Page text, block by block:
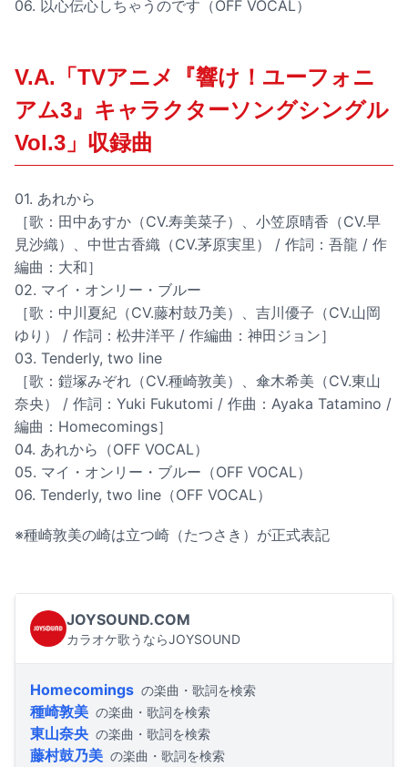
06. 以心伝心しちゃうのです（OFF VOCAL）
V.A.「TVアニメ『響け！ユーフォニ
アム3』キャラクターソングシングル
Vol.3」収録曲
01. あれから
［歌：田中あすか（CV.寿美菜子）、小笠原晴香（CV.早
見沙織）、中世古香織（CV.茅原実里） / 作詞：吾龍 / 作
編曲：大和］
02. マイ・オンリー・ブルー
［歌：中川夏紀（CV.藤村鼓乃美）、吉川優子（CV.山岡
ゆり） / 作詞：松井洋平 / 作編曲：神田ジョン］
03. Tenderly, two line
［歌：鎧塚みぞれ（CV.種崎敦美）、傘木希美（CV.東山
奈央） / 作詞：Yuki Fukutomi / 作曲：Ayaka Tatamino /
編曲：Homecomings］
04. あれから（OFF VOCAL）
05. マイ・オンリー・ブルー（OFF VOCAL）
06. Tenderly, two line（OFF VOCAL）
※種崎敦美の崎は立つ崎（たつさき）が正式表記
JOYSOUND.COM
カラオケ歌うならJOYSOUND
Homecomings の楽曲・歌詞を検索
種崎敦美 の楽曲・歌詞を検索
東山奈央 の楽曲・歌詞を検索
藤村鼓乃美 の楽曲・歌詞を検索